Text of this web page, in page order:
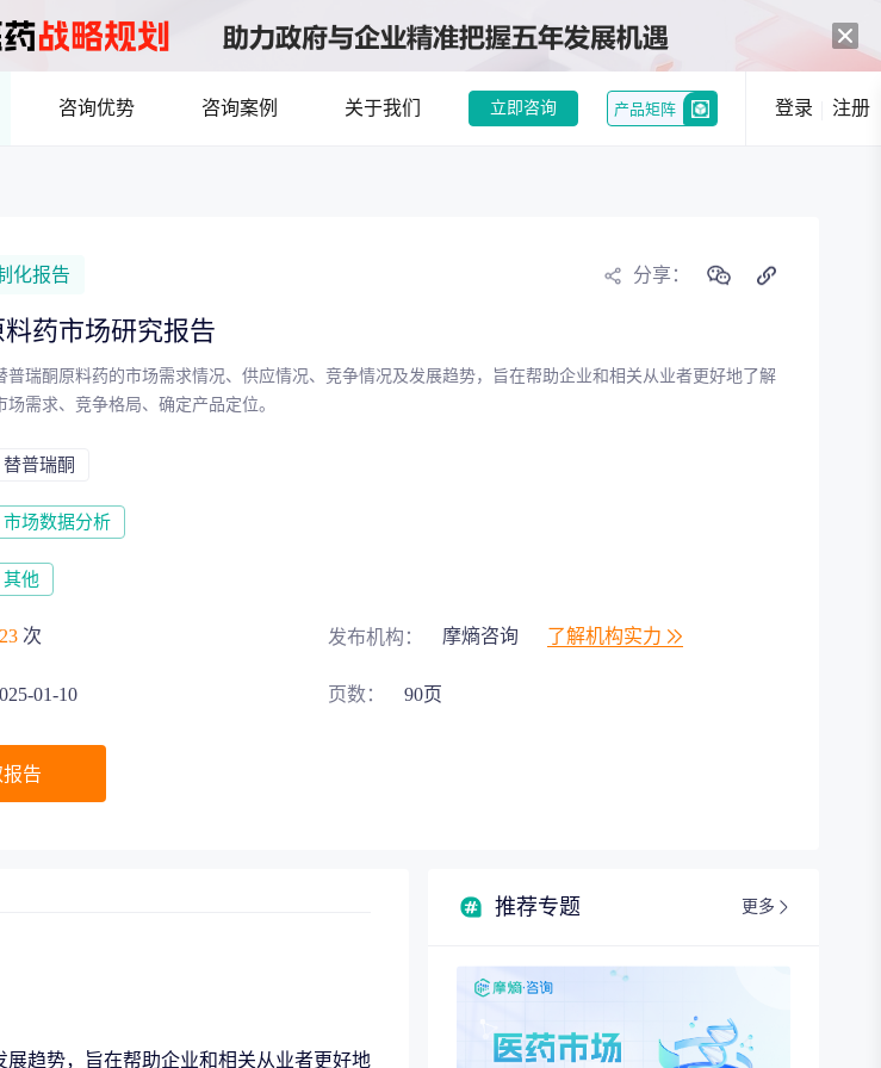
了解目标领域和市场情况，发现潜在机会
策
交易风险把控
高效落地
咨询优势 咨询案例 关于我们 立即咨询 产品矩阵 登录 注册
化报告 分享：
药市场研究报告
普瑞酮原料药的市场需求情况、供应情况、竞争情况及发展趋势，旨在帮助企业和相关从业者更好地了解
场需求、竞争格局、确定产品定位。
替普瑞酮
市场数据分析
其他
次 发布机构： 摩熵咨询 了解机构实力
01-10 页数： 90页
告
趋势，旨在帮助企业和相关从业者更好地
推荐专题 更多